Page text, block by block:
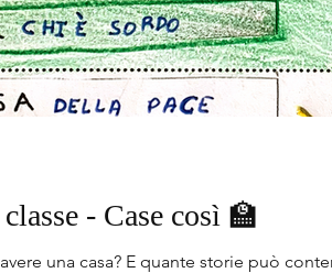
- Case così 🏫
così, case cosà” di Antonella Abbatiello per Donzelli